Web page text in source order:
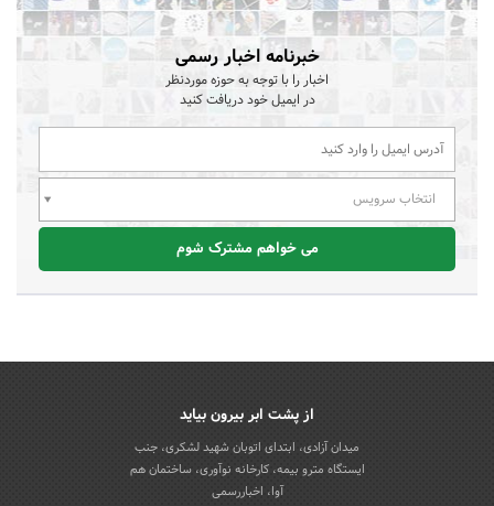
خبرنامه اخبار رسمی
اخبار را با توجه به حوزه موردنظر
در ایمیل خود دریافت کنید
انتخاب سرویس
می خواهم مشترک شوم
از پشت ابر بیرون بیاید
میدان آزادی، ابتدای اتوبان شهید لشکری، جنب
ایستگاه مترو بیمه، کارخانه نوآوری، ساختمان هم
آوا، اخباررسمی